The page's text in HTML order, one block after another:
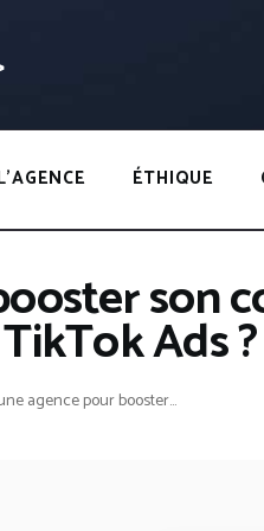
ÉTHIQUE
son
Ads ?
agence pour booster...